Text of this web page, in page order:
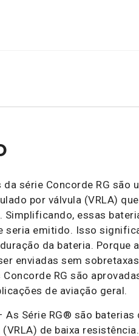
série Concorde RG são
por válvula (VRLA)
Simplificando, essas
seria emitido. Isso
da bateria. Porque
enviadas sem
RG são
de aviação geral.
As Série RG® são baterias
de baixa resistência.